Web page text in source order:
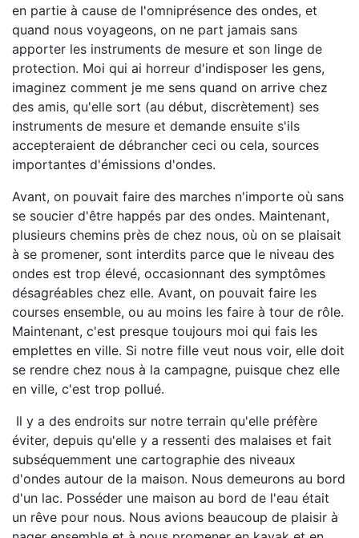
en partie à cause de l'omniprésence des ondes, et
quand nous voyageons, on ne part jamais sans
apporter les instruments de mesure et son linge de
protection. Moi qui ai horreur d'indisposer les gens,
imaginez comment je me sens quand on arrive chez
des amis, qu'elle sort (au début, discrètement) ses
instruments de mesure et demande ensuite s'ils
accepteraient de débrancher ceci ou cela, sources
importantes d'émissions d'ondes.
Avant, on pouvait faire des marches n'importe où sans
se soucier d'être happés par des ondes. Maintenant,
plusieurs chemins près de chez nous, où on se plaisait
à se promener, sont interdits parce que le niveau des
ondes est trop élevé, occasionnant des symptômes
désagréables chez elle. Avant, on pouvait faire les
courses ensemble, ou au moins les faire à tour de rôle.
Maintenant, c'est presque toujours moi qui fais les
emplettes en ville. Si notre fille veut nous voir, elle doit
se rendre chez nous à la campagne, puisque chez elle
en ville, c'est trop pollué.
Il y a des endroits sur notre terrain qu'elle préfère
éviter, depuis qu'elle y a ressenti des malaises et fait
subséquemment une cartographie des niveaux
d'ondes autour de la maison. Nous demeurons au bord
d'un lac. Posséder une maison au bord de l'eau était
un rêve pour nous. Nous avions beaucoup de plaisir à